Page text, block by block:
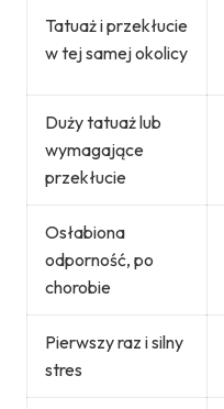
Tatuaż i przekłucie
w tej samej okolicy
Duży tatuaż lub
wymagające
przekłucie
Osłabiona
odporność, po
chorobie
Pierwszy raz i silny
stres